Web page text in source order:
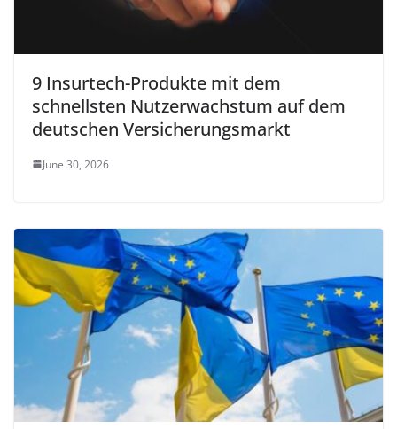
9 Insurtech-Produkte mit dem
schnellsten Nutzerwachstum auf dem
deutschen Versicherungsmarkt
June 30, 2026